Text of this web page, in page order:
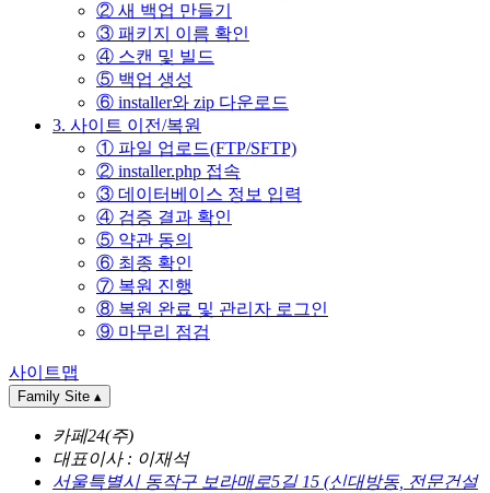
② 새 백업 만들기
③ 패키지 이름 확인
④ 스캔 및 빌드
⑤ 백업 생성
⑥ installer와 zip 다운로드
3. 사이트 이전/복원
① 파일 업로드(FTP/SFTP)
② installer.php 접속
③ 데이터베이스 정보 입력
④ 검증 결과 확인
⑤ 약관 동의
⑥ 최종 확인
⑦ 복원 진행
⑧ 복원 완료 및 관리자 로그인
⑨ 마무리 점검
사이트맵
Family Site ▴
카페24(주)
대표이사 : 이재석
서울특별시 동작구 보라매로5길 15 (신대방동, 전문건설